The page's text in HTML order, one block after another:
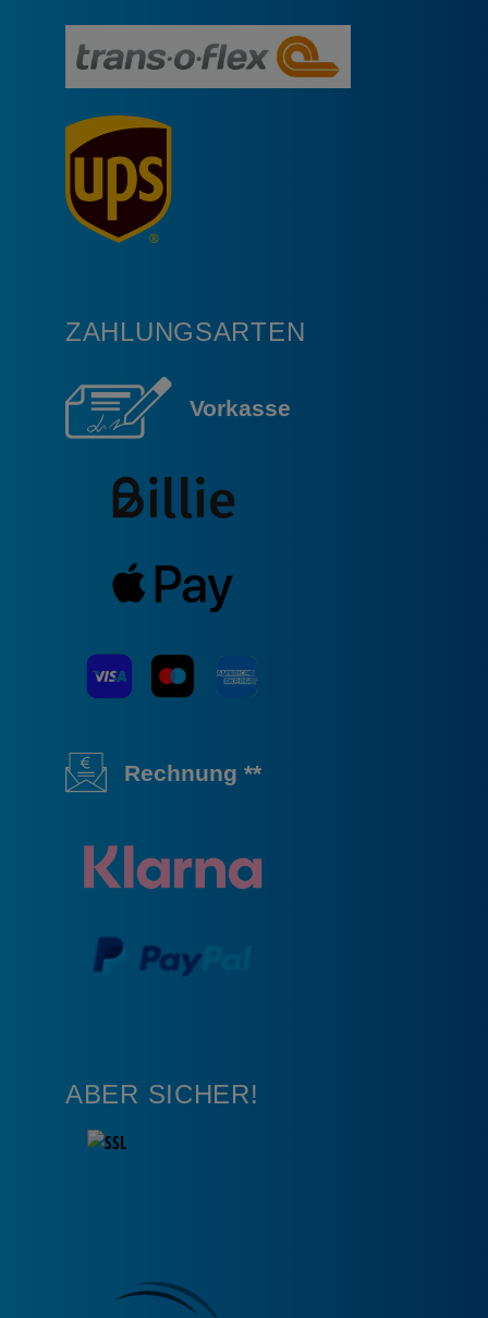
ZAHLUNGSARTEN
Vorkasse
Rechnung **
ABER SICHER!